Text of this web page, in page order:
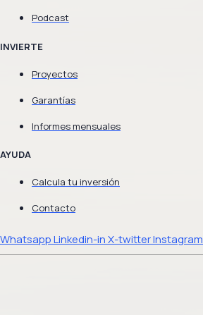
Podcast
INVIERTE
Proyectos
Garantías
Informes mensuales
AYUDA
Calcula tu inversión
Contacto
WhatsappLinkedin-inX-twitterInstagram